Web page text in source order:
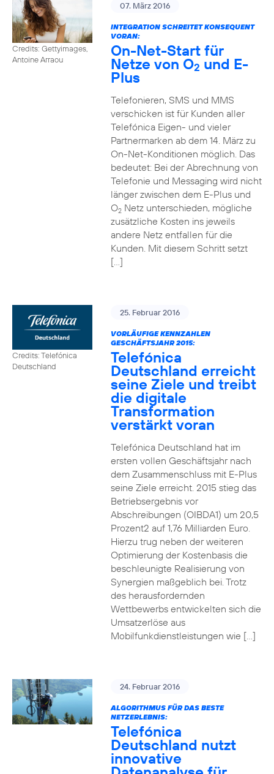
Credits: Gettyimages,
Antoine Arraou
07. März 2016
INTEGRATION SCHREITET KONSEQUENT
VORAN:
On-Net-Start für
Netze von O2 und E-
Plus
Telefonieren, SMS und MMS
verschicken ist für Kunden aller
Telefónica Eigen- und vieler
Partnermarken ab dem 14. März zu
On-Net-Konditionen möglich. Das
bedeutet: Bei der Abrechnung von
Telefonie und Messaging wird nicht
länger zwischen dem E-Plus und
O2Netz unterschieden, mögliche
zusätzliche Kosten ins jeweils
andere Netz entfallen für die
Kunden. Mit diesem Schritt setzt
[…]
Credits: Telefónica
Deutschland
25. Februar 2016
VORLÄUFIGE KENNZAHLEN
GESCHÄFTSJAHR 2015:
Telefónica
Deutschland erreicht
seine Ziele und treibt
die digitale
Transformation
verstärkt voran
Telefónica Deutschland hat im
ersten vollen Geschäftsjahr nach
dem Zusammenschluss mit E-Plus
seine Ziele erreicht. 2015 stieg das
Betriebsergebnis vor
Abschreibungen (OIBDA1) um 20,5
Prozent2 auf 1,76 Milliarden Euro.
Hierzu trug neben der weiteren
Optimierung der Kostenbasis die
beschleunigte Realisierung von
Synergien maßgeblich bei. Trotz
des herausfordernden
Wettbewerbs entwickelten sich die
Umsatzerlöse aus
Mobilfunkdienstleistungen wie […]
24. Februar 2016
ALGORITHMUS FÜR DAS BESTE
NETZERLEBNIS:
Telefónica
Deutschland nutzt
innovative